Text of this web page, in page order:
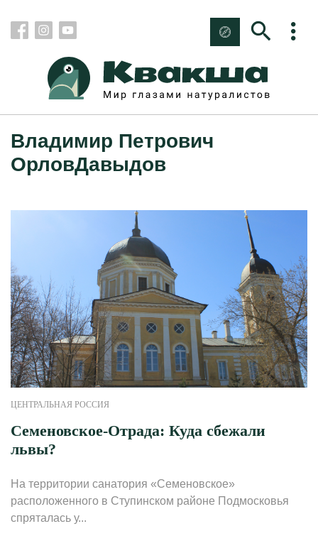
Владимир Петрович
ОрловДавыдов
ЦЕНТРАЛЬНАЯ РОССИЯ
Семеновское-Отрада: Куда сбежали
львы?
На территории санатория «Семеновское»
расположенного в Ступинском районе Подмосковья
спряталась у...